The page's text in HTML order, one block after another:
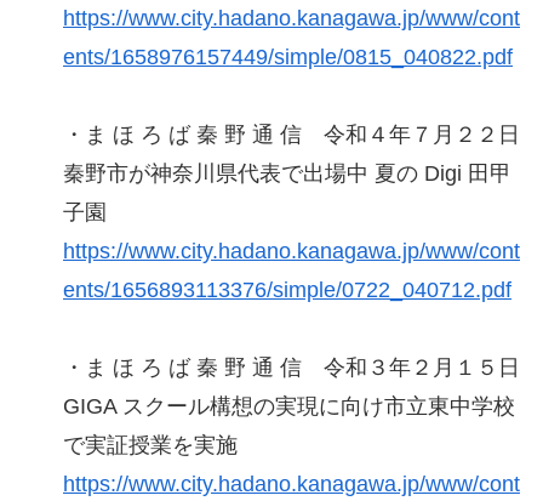
https://www.city.hadano.kanagawa.jp/www/cont
ents/1658976157449/simple/0815_040822.pdf
・ま ほ ろ ば 秦 野 通 信 令和４年７月２２日
秦野市が神奈川県代表で出場中 夏の Digi 田甲
子園
https://www.city.hadano.kanagawa.jp/www/cont
ents/1656893113376/simple/0722_040712.pdf
・ま ほ ろ ば 秦 野 通 信 令和３年２月１５日
GIGA スクール構想の実現に向け市立東中学校
で実証授業を実施
https://www.city.hadano.kanagawa.jp/www/cont